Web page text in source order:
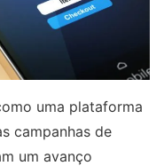
uma plataforma
campanhas de
um avanço